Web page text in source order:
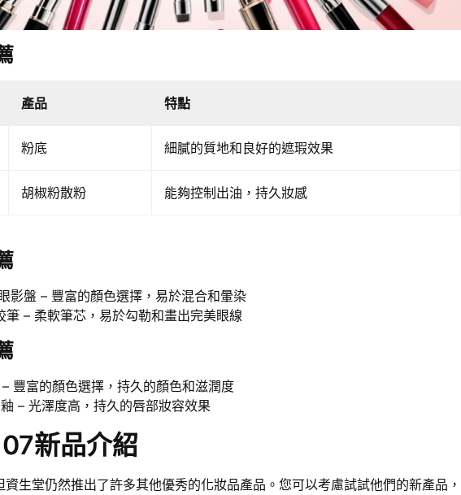
產品 特點
粉底 細膩的質地和良好的遮瑕效果
胡椒粉散粉 能夠控制出油，持久妝感
影盤 – 豐富的顏色選擇，易於混合和暈染
筆 – 柔軟筆芯，易於勾勒和畫出完美眼線
豐富的顏色選擇，持久的顏色和滋潤度
– 光澤度高，持久的唇部妝容效果
新品介紹
資生堂仍然推出了許多其他優秀的化妝品產品。您可以考慮試試他們的新產品，